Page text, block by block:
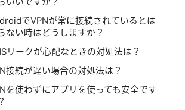
でVPNが常に接続されているとは
ない時はどうしますか？
リークが心配なときの対処法は？
接続が遅い場合の対処法は？
を使わずにアプリを使っても安全です